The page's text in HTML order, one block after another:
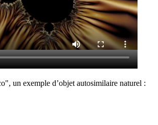
un exemple d’objet autosimilaire naturel :